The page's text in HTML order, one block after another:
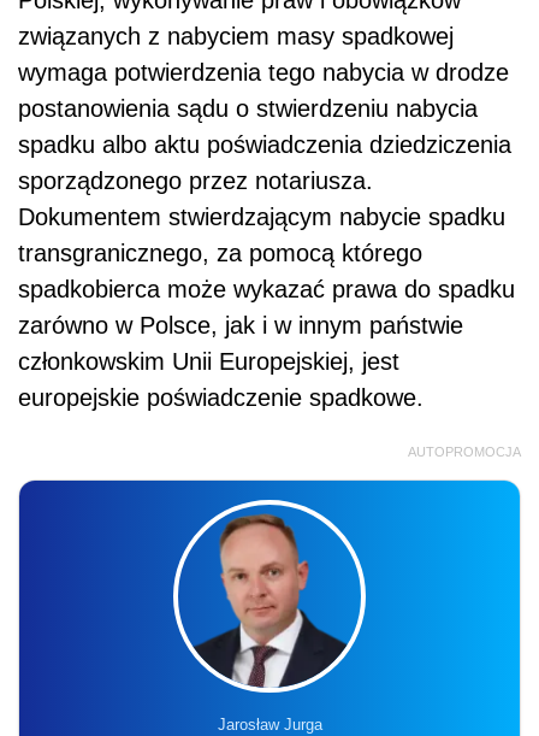
związanych z nabyciem masy spadkowej
wymaga potwierdzenia tego nabycia w drodze
postanowienia sądu o stwierdzeniu nabycia
spadku albo aktu poświadczenia dziedziczenia
sporządzonego przez notariusza.
Dokumentem stwierdzającym nabycie spadku
transgranicznego, za pomocą którego
spadkobierca może wykazać prawa do spadku
zarówno w Polsce, jak i w innym państwie
członkowskim Unii Europejskiej, jest
europejskie poświadczenie spadkowe.
AUTOPROMOCJA
Jarosław Jurga